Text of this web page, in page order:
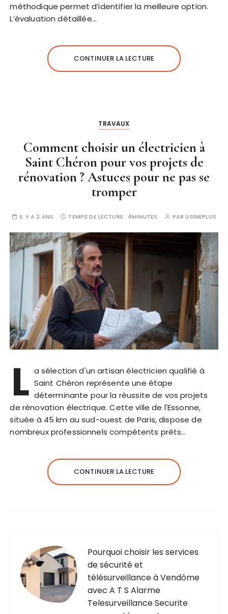
méthodique permet d’identifier la meilleure option.
L’évaluation détaillée…
CONTINUER LA LECTURE
TRAVAUX
Comment choisir un électricien à
Saint Chéron pour vos projets de
rénovation ? Astuces pour ne pas se
tromper
IL Y A 2 ANS TEMPS DE LECTURE : 4MINUTES PARUSINEPLUS
L a sélection d'un artisan électricien qualifié à
Saint Chéron représente une étape
déterminante pour la réussite de vos projets
de rénovation électrique. Cette ville de l'Essonne,
située à 45 km au sud-ouest de Paris, dispose de
nombreux professionnels compétents prêts…
CONTINUER LA LECTURE
Pourquoi choisir les services
de sécurité et
télésurveillance à Vendôme
avec A T S Alarme
Telesurveillance Securite